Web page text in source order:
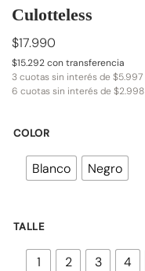
Culotteless
$17.990
$15.292con transferencia
3 cuotas sin interés de$5.997
6 cuotas sin interés de$2.998
COLOR
Blanco Negro
TALLE
1 2 3 4